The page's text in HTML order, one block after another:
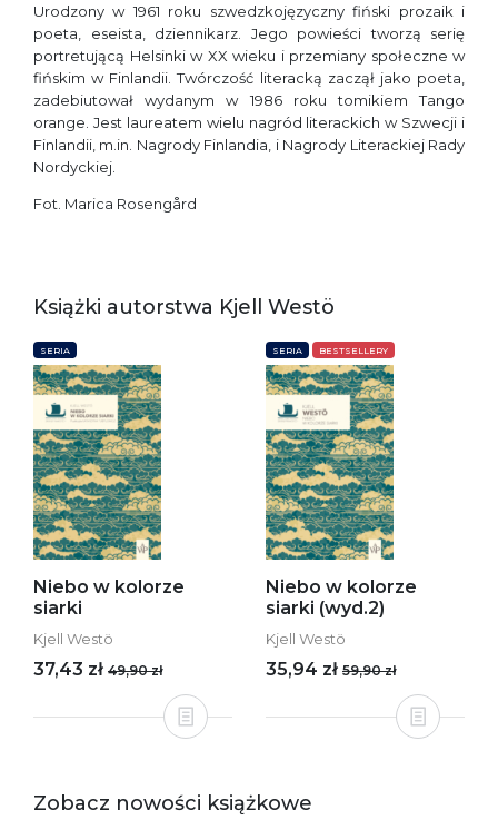
Urodzony w 1961 roku szwedzkojęzyczny fiński prozaik i
poeta, eseista, dziennikarz. Jego powieści tworzą serię
portretującą Helsinki w XX wieku i przemiany społeczne w
fińskim w Finlandii. Twórczość literacką zaczął jako poeta,
zadebiutował wydanym w 1986 roku tomikiem Tango
orange. Jest laureatem wielu nagród literackich w Szwecji i
Finlandii, m.in. Nagrody Finlandia, i Nagrody Literackiej Rady
Nordyckiej.
Fot. Marica Rosengård
Książki autorstwa Kjell Westö
SERIA
Niebo w kolorze
siarki
Kjell Westö
37,43 zł 49,90 zł
SERIA BESTSELLERY
Niebo w kolorze
siarki (wyd.2)
Kjell Westö
35,94 zł 59,90 zł
Zobacz nowości książkowe